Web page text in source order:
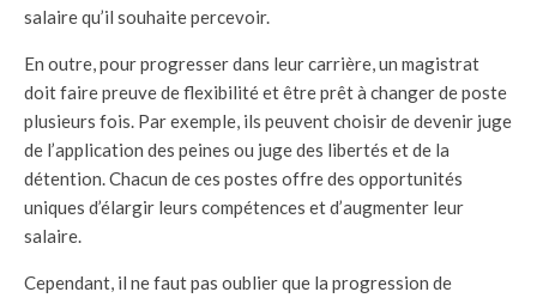
salaire qu’il souhaite percevoir.
En outre, pour progresser dans leur carrière, un magistrat
doit faire preuve de flexibilité et être prêt à changer de poste
plusieurs fois. Par exemple, ils peuvent choisir de devenir juge
de l’application des peines ou juge des libertés et de la
détention. Chacun de ces postes offre des opportunités
uniques d’élargir leurs compétences et d’augmenter leur
salaire.
Cependant, il ne faut pas oublier que la progression de